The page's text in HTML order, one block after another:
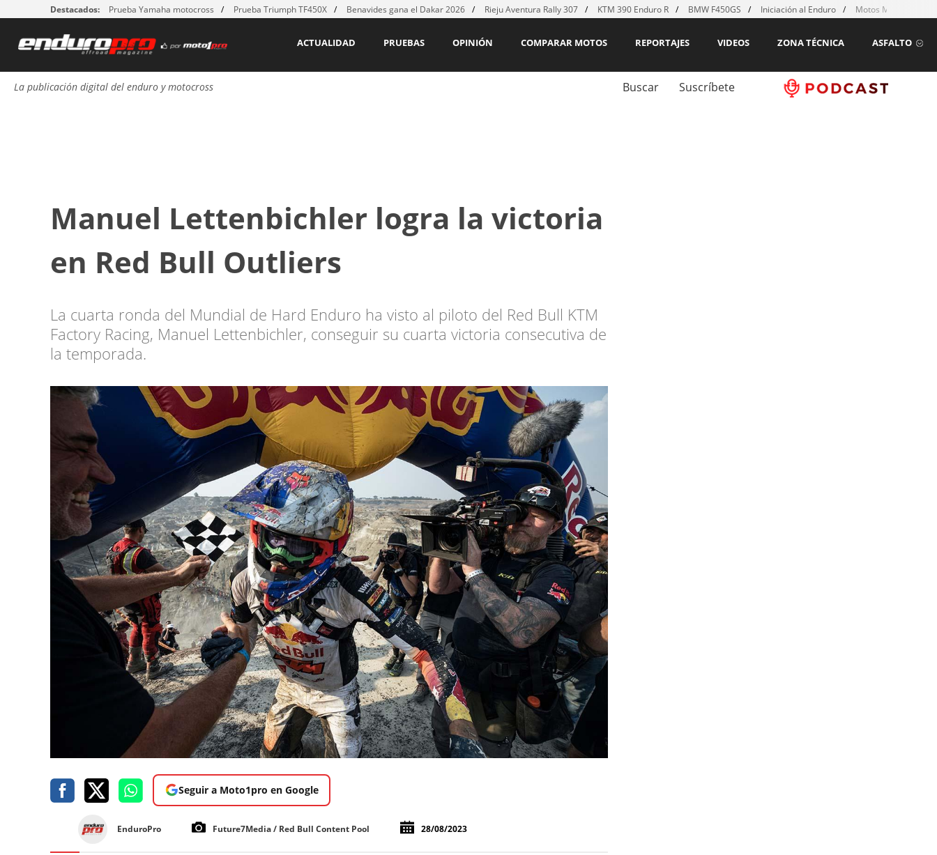
Destacados: Prueba Yamaha motocross Prueba Triumph TF450X Benavides gana el Dakar 2026 Rieju Aventura Rally 307 KTM 390 Enduro R BMW F450GS Iniciación al Enduro Motos MX para
ASFALTO
ZONA TÉCNICA
VIDEOS
REPORTAJES
COMPARAR MOTOS
OPINIÓN
PRUEBAS
ACTUALIDAD
La publicación digital del enduro y motocross Buscar Suscríbete
Manuel Lettenbichler logra la victoria
en Red Bull Outliers
La cuarta ronda del Mundial de Hard Enduro ha visto al piloto del Red Bull KTM
Factory Racing, Manuel Lettenbichler, conseguir su cuarta victoria consecutiva de
la temporada.
Seguir a Moto1pro en Google
EnduroPro Future7Media / Red Bull Content Pool 28/08/2023